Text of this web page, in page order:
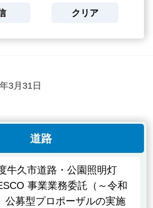
3月31日
道路
牛久市道路・公園照明灯
事業業務委託（～令和
公募型プロポーザルの実施